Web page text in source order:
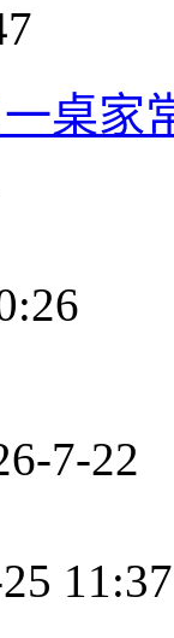
桌家
7-22
11:37